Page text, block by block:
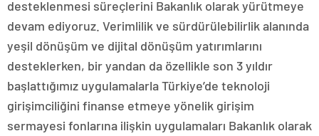
desteklenmesi süreçlerini Bakanlık olarak yürütmeye
devam ediyoruz. Verimlilik ve sürdürülebilirlik alanında
yeşil dönüşüm ve dijital dönüşüm yatırımlarını
desteklerken, bir yandan da özellikle son 3 yıldır
başlattığımız uygulamalarla Türkiye’de teknoloji
girişimciliğini finanse etmeye yönelik girişim
sermayesi fonlarına ilişkin uygulamaları Bakanlık olarak